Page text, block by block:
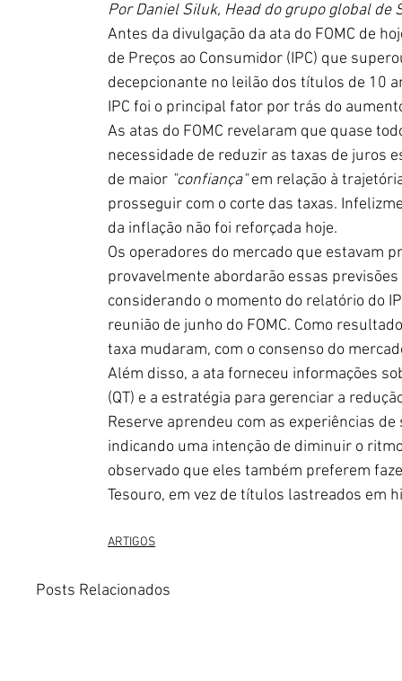
Por Daniel Siluk, Head do grupo global de
Antes da divulgação da ata do FOMC de
de Preços ao Consumidor (IPC) que
decepcionante no leilão dos títulos de 10
IPC foi o principal fator por trás do
As atas do FOMC revelaram que quase
necessidade de reduzir as taxas de juros
de maior "confiança" em relação à
prosseguir com o corte das taxas.
da inflação não foi reforçada hoje.
Os operadores do mercado que estavam
provavelmente abordarão essas
considerando o momento do relatório do
reunião de junho do FOMC. Como
taxa mudaram, com o consenso do
Além disso, a ata forneceu informações
(QT) e a estratégia para gerenciar a
Reserve aprendeu com as experiências
indicando uma intenção de diminuir o
observado que eles também preferem
Tesouro, em vez de títulos lastreados em
ARTIGOS
Posts Relacionados